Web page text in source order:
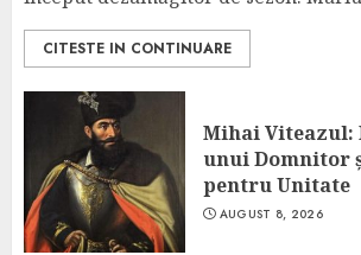
CITESTE IN CONTINUARE
Mihai Viteazul:
unui Domnitor
pentru Unitate
AUGUST 8, 2026